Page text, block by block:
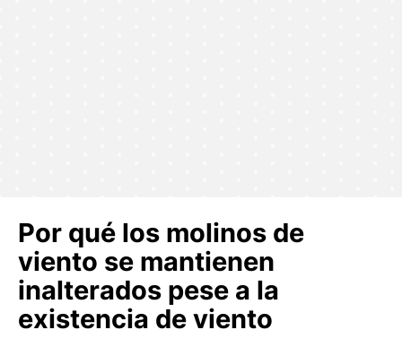
Por qué los molinos de
viento se mantienen
inalterados pese a la
existencia de viento